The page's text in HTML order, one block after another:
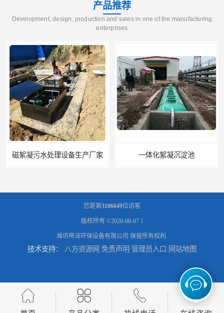
产品推荐
Development, design, production and sales in one of the manufacturing
enterprises
磁絮凝污水处理设备生产厂家 一体化絮凝沉淀池
混凝土搅拌站絮凝沉淀污水处理设备 一体化碳钢絮凝沉淀设备去除悬浮球物
您是第3106649位访客
版权所有 ©2026-08-07 1
潍坊帝洁环保设备有限公司 保留所有权利.
技术支持： 八方资源网 免责声明 管理员入口 网站地图